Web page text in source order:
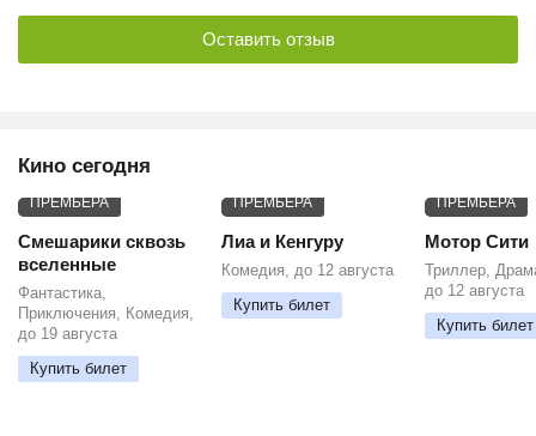
Оставить отзыв
Кино сегодня
ПРЕМЬЕРА
Смешарики сквозь
вселенные
Фантастика,
Приключения, Комедия,
до 19 августа
Купить билет
ПРЕМЬЕРА
Лиа и Кенгуру
Комедия, до 12 августа
Купить билет
ПРЕМЬЕРА
Мотор Сити
Триллер,
до 12 августа
Купить билет